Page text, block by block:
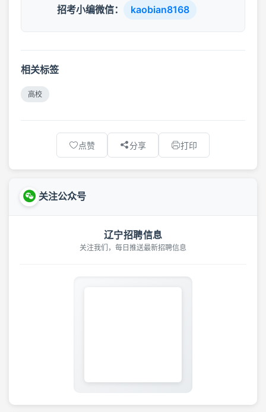
招考小编微信： kaobian8168
相关标签
高校
点赞 分享 打印
关注公众号
辽宁招聘信息
关注我们，每日推送最新招聘信息